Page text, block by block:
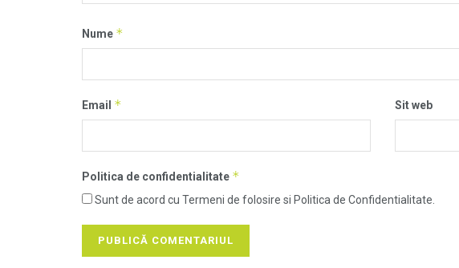
Nume *
Email * Sit web
Politica de confidentialitate *
Sunt de acord cu Termeni de folosire si Politica de Confidentialitate.